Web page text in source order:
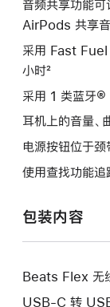
音频共享功能
AirPods 共享
采用 Fast Fuel
小时²
采用 1 类蓝牙®
耳机上的音量、
电源按钮位于颈
使用查找功能
包装内容
Beats Flex 无
USB-C 转